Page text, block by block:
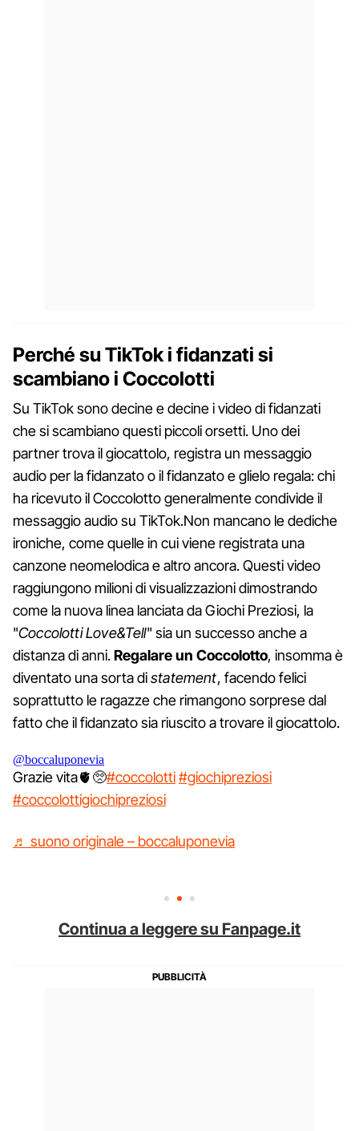
Perché su TikTok i fidanzati si
scambiano i Coccolotti
Su TikTok sono decine e decine i video di fidanzati
che si scambiano questi piccoli orsetti. Uno dei
partner trova il giocattolo, registra un messaggio
audio per la fidanzato o il fidanzato e glielo regala: chi
ha ricevuto il Coccolotto generalmente condivide il
messaggio audio su TikTok.Non mancano le dediche
ironiche, come quelle in cui viene registrata una
canzone neomelodica e altro ancora. Questi video
raggiungono milioni di visualizzazioni dimostrando
come la nuova linea lanciata da Giochi Preziosi, la
"Coccolotti Love&Tell" sia un successo anche a
distanza di anni.Regalare un Coccolotto, insomma è
diventato una sorta distatement, facendo felici
soprattutto le ragazze che rimangono sorprese dal
fatto che il fidanzato sia riuscito a trovare il giocattolo.
@boccaluponevia
Grazie vita🫀🥺#coccolotti#giochipreziosi
#coccolottigiochipreziosi
♬ suono originale – boccaluponevia
Continua a leggere su Fanpage.it